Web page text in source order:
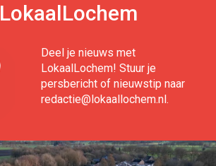
LokaalLochem
Deel je nieuws met
LokaalLochem! Stuur je
persbericht of nieuwstip naar
redactie@lokaallochem.nl.